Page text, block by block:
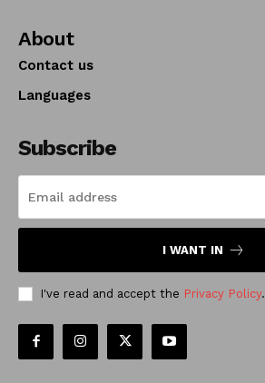
About
Contact us
Languages
Subscribe
I WANT IN
I've read and accept the Privacy Policy.